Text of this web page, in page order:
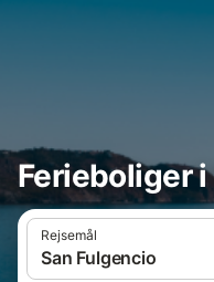
Ferieboliger
Rejsemål
San Fulgencio